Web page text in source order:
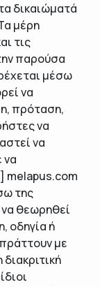
δικαιώματά
μέρη
τις
παρούσα
μέσω
να
πρόταση,
να
να
να
melapus.com
της
θεωρηθεί
οδηγία ή
με